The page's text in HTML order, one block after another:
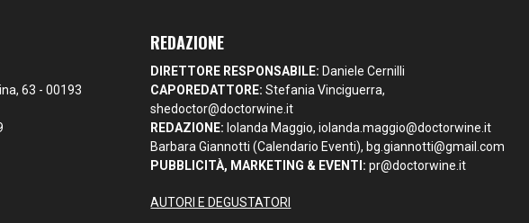
63 - 00193
REDAZIONE
DIRETTORE RESPONSABILE: Daniele Cernilli
CAPOREDATTORE: Stefania Vinciguerra,
shedoctor@doctorwine.it
REDAZIONE: Iolanda Maggio,iolanda.maggio@doctorwine.it
Barbara Giannotti (Calendario Eventi), bg.giannotti@gmail.com
PUBBLICITÀ, MARKETING & EVENTI: pr@doctorwine.it
AUTORI E DEGUSTATORI